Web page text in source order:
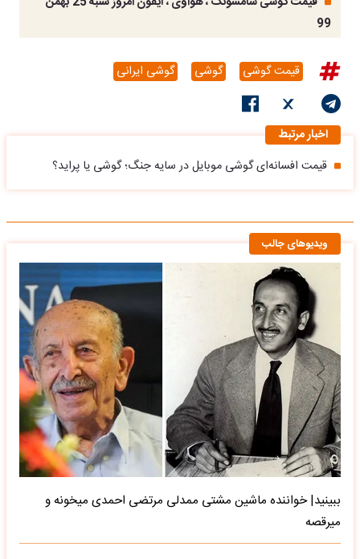
99
قیمت گوشی گوشی گوشی ایرانی
اخبار مرتبط
قیمت افسانه‌ای گوشی موبایل در سایه جنگ؛ گوشی یا پراید؟
ویدیوهای جالب
ببینید| خواننده ماشین مشتی ممدلی مرتضی احمدی میخونه و
میرقصه